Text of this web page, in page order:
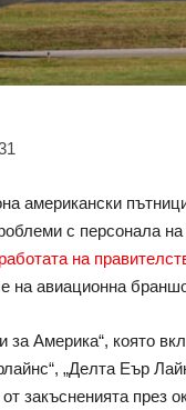
американски
с персонала
на
на авиационна
за Америка“, която
„Делта Еър
закъсненията през